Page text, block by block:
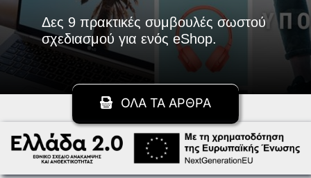
Δες 9 πρακτικές συμβουλές σωστού
σχεδιασμού για ενός eShop.
ΟΛΑ ΤΑ ΑΡΘΡΑ